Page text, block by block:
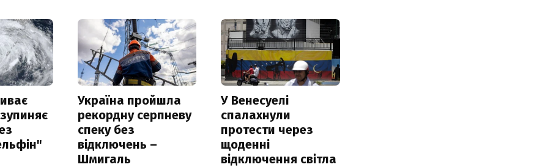
Україна пройшла
рекордну серпневу
спеку без
відключень –
Шмигаль
У Венесуелі
спалахнули
протести через
щоденні
відключення світла